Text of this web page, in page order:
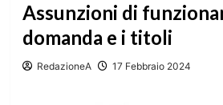
Assunzioni di
domanda e i titoli
RedazioneA 17 Febbraio 2024